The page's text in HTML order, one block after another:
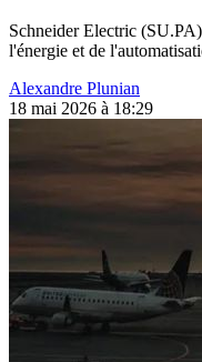
Schneider Electric
l'énergie et de
Alexandre Plunian
18 mai 2026 à 18:29